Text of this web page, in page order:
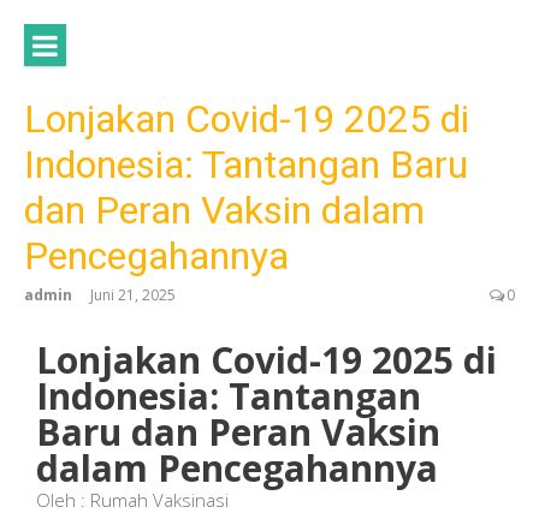
Lonjakan Covid-19 2025 di
Indonesia: Tantangan Baru
dan Peran Vaksin dalam
Pencegahannya
admin Juni 21, 2025 0
Lonjakan Covid-19 2025 di
Indonesia: Tantangan
Baru dan Peran Vaksin
dalam Pencegahannya
Oleh : Rumah Vaksinasi